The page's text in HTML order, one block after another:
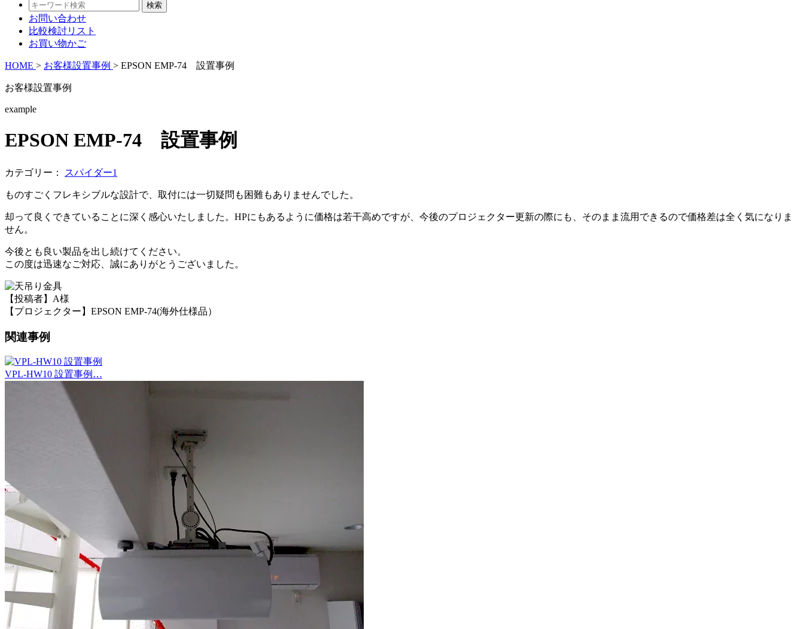
検索
お問い合わせ
比較検討リスト
お買い物かご
HOME > お客様設置事例 > EPSON EMP-74 設置事例
お客様設置事例
example
EPSON EMP-74 設置事例
カテゴリー： スパイダー1
ものすごくフレキシブルな設計で、取付には一切疑問も困難もありませんでした。
却って良くできていることに深く感心いたしました。HPにもあるように価格は若干高めですが、今後のプロジェクター更新の際にも、そのまま流用できるので価格差は全く気になりま
せん。
今後とも良い製品を出し続けてください。
この度は迅速なご対応、誠にありがとうございました。
【投稿者】A様
【プロジェクター】EPSON EMP-74(海外仕様品）
関連事例
VPL-HW10 設置事例…